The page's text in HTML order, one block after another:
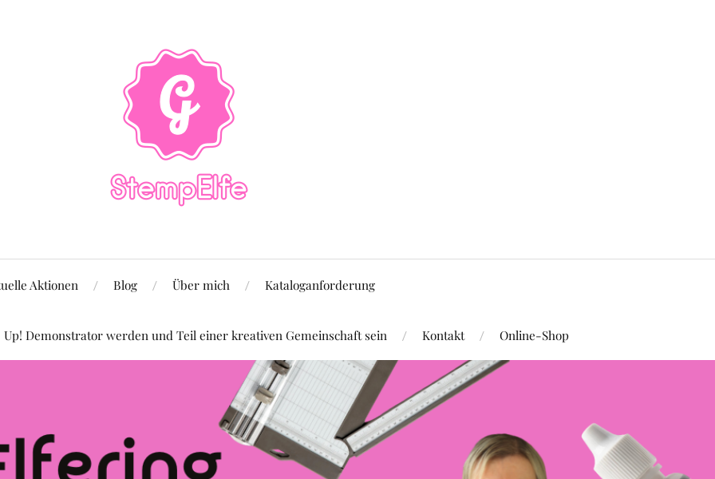
Aktionen Blog Über mich Kataloganforderung
Up! Demonstrator werden und Teil einer kreativen Gemeinschaft sein Kontakt Online-Shop